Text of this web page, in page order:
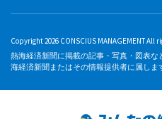
Copyright 2026 CONSCIUS MANAGEMENT All
熱海経済新聞に掲載の記事・写真・図表
海経済新聞またはその情報提供者に属しま